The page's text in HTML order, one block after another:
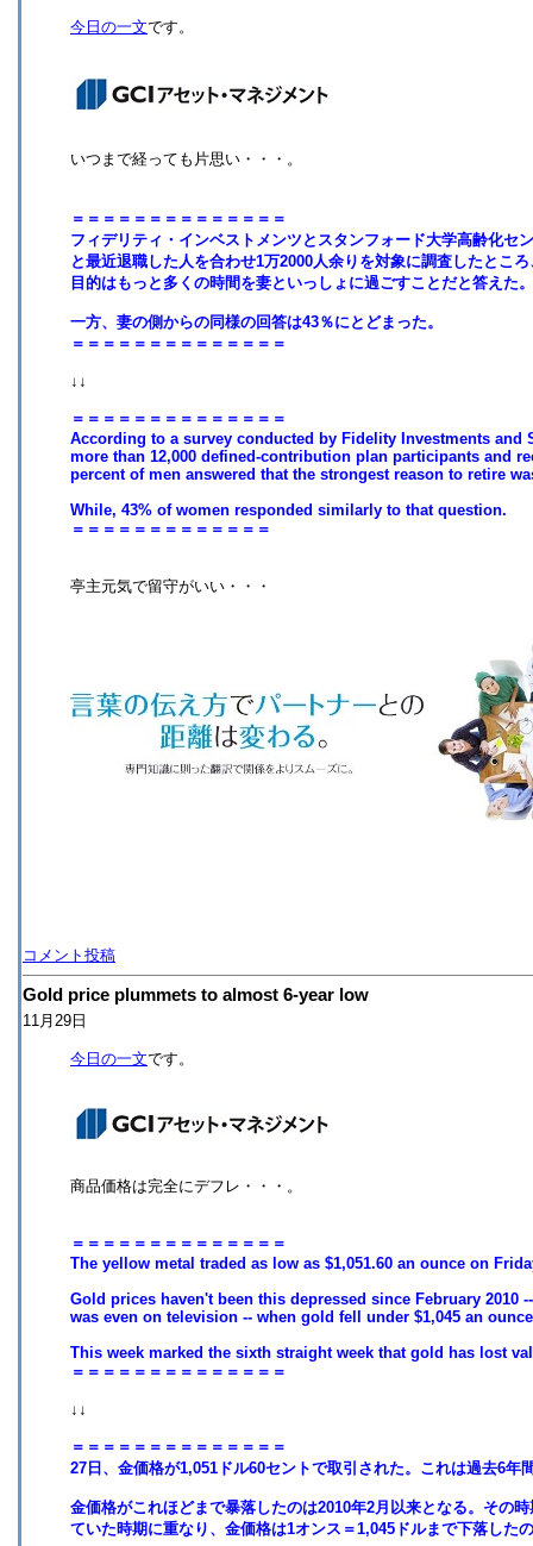
今日の一文です。
いつまで経っても片思い・・・。
＝＝＝＝＝＝＝＝＝＝＝＝＝＝
フィデリティ・インベストメンツとスタンフォード大学高齢化セ
と最近退職した人を合わせ1万2000人余りを対象に調査したとこ
目的はもっと多くの時間を妻といっしょに過ごすことだと答えた。
一方、妻の側からの同様の回答は43％にとどまった。
＝＝＝＝＝＝＝＝＝＝＝＝＝＝
↓↓
＝＝＝＝＝＝＝＝＝＝＝＝＝＝
According to a survey conducted by Fidelity Investments and
more than 12,000 defined-contribution plan participants and
percent of men answered that the strongest reason to retire
While, 43% of women responded similarly to that question.
＝＝＝＝＝＝＝＝＝＝＝＝＝
亭主元気で留守がいい・・・
コメント投稿
Gold price plummets to almost 6-year low
11月29日
今日の一文です。
商品価格は完全にデフレ・・・。
＝＝＝＝＝＝＝＝＝＝＝＝＝＝
The yellow metal traded as low as $1,051.60 an ounce on
Gold prices haven't been this depressed since February 2010
was even on television -- when gold fell under $1,045 an
This week marked the sixth straight week that gold has lost
＝＝＝＝＝＝＝＝＝＝＝＝＝＝
↓↓
＝＝＝＝＝＝＝＝＝＝＝＝＝＝
27日、金価格が1,051ドル60セントで取引された。これは過去6年
金価格がこれほどまで暴落したのは2010年2月以来となる。その
ていた時期に重なり、金価格は1オンス＝1,045ドルまで下落した